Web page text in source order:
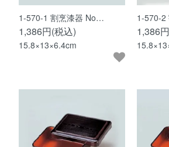
1-570-1 割烹漆器 No…
1,386円(税込)
15.8×13×6.4cm
1-570-
1,386